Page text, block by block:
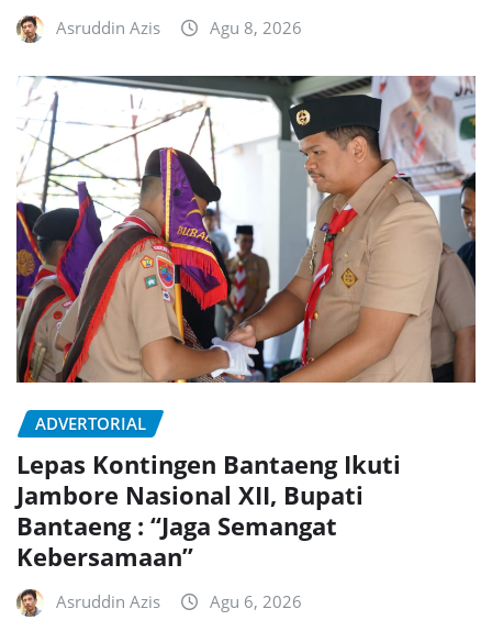
Asruddin Azis Agu 8, 2026
ADVERTORIAL
Lepas Kontingen Bantaeng Ikuti
Jambore Nasional XII, Bupati
Bantaeng : “Jaga Semangat
Kebersamaan”
Asruddin Azis Agu 6, 2026